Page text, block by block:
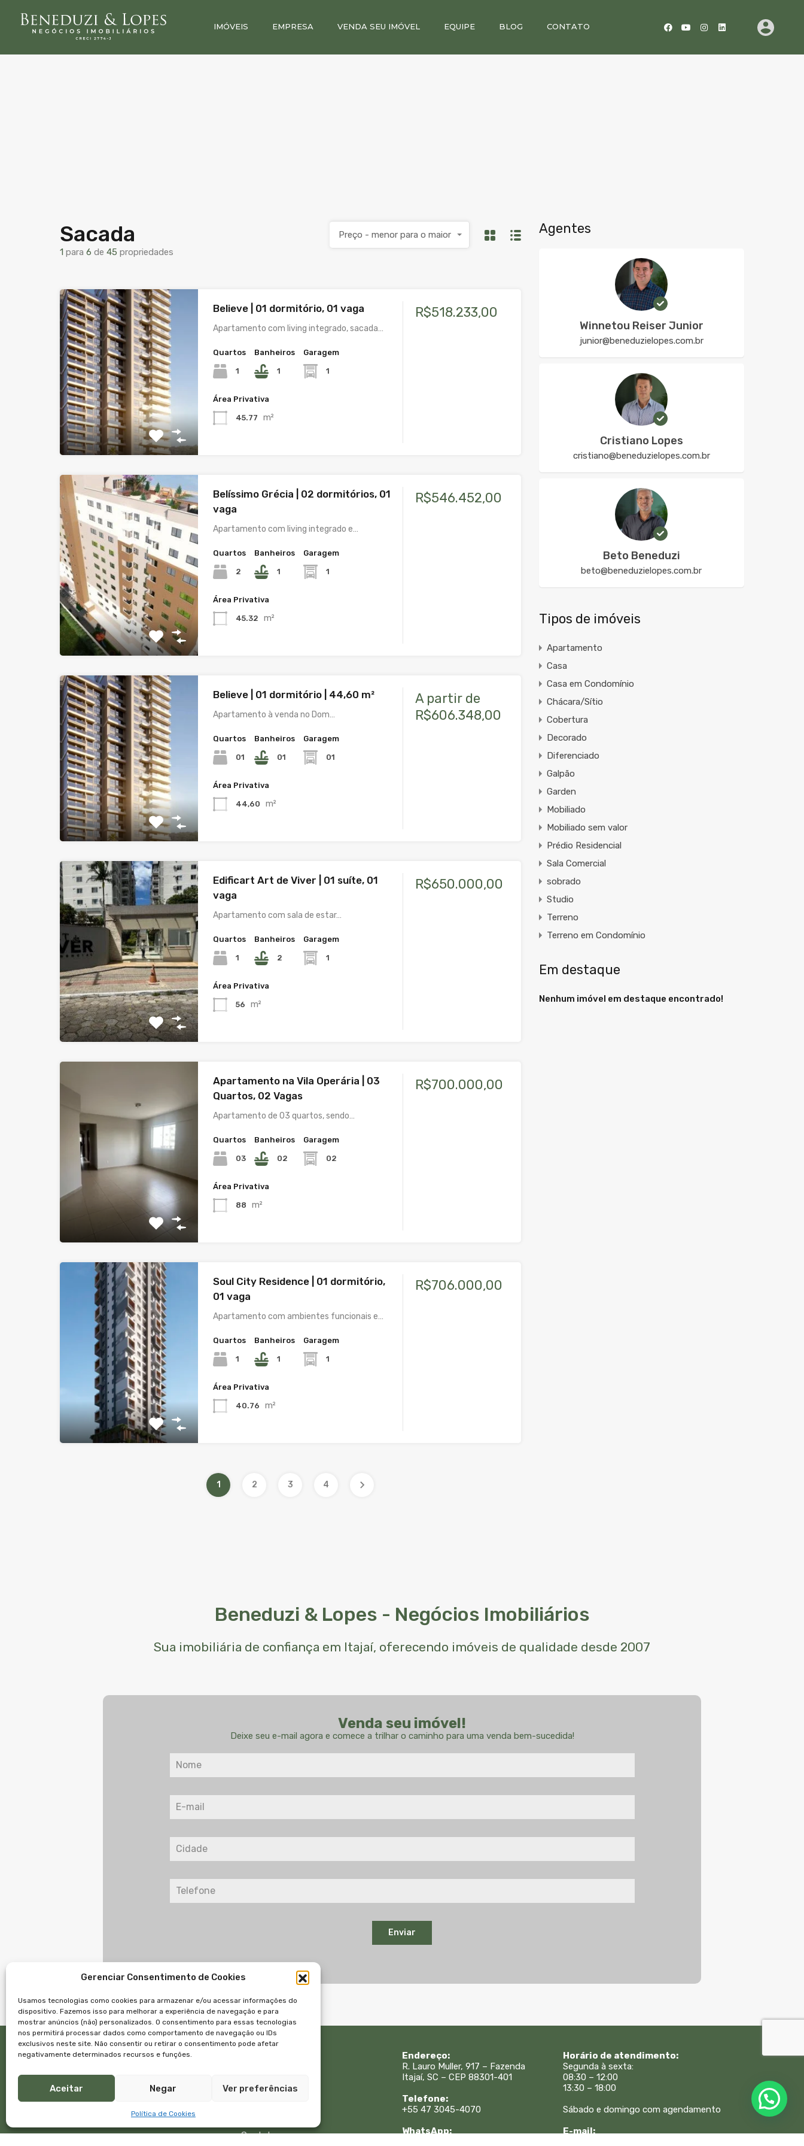
Gerenciar Consentimento de Cookies
Usamos tecnologias como cookies para armazenar e/ou acessar informações do
dispositivo. Fazemos isso para melhorar a experiência de navegação e para
mostrar anúncios (não) personalizados. O consentimento para essas tecnologias
nos permitirá processar dados como comportamento de navegação ou IDs
exclusivos neste site. Não consentir ou retirar o consentimento pode afetar
negativamente determinados recursos e funções.
Aceitar Negar Ver preferências
Política de Cookies
IMÓVEIS EMPRESA VENDA SEU IMÓVEL EQUIPE BLOG CONTATO
Sacada
1 para 6 de 45 propriedades
Preço - menor para o maior
Believe | 01 dormitório, 01 vaga
Apartamento com living integrado, sacada…
Quartos
1
Banheiros
1
Garagem
1
Área Privativa
45.77 m²
R$518.233,00
Belíssimo Grécia | 02 dormitórios, 01
vaga
Apartamento com living integrado e…
Quartos
2
Banheiros
1
Garagem
1
Área Privativa
45.32 m²
R$546.452,00
Believe | 01 dormitório | 44,60 m²
Apartamento à venda no Dom…
Quartos
01
Banheiros
01
Garagem
01
Área Privativa
44,60 m²
A partir de
R$606.348,00
Edificart Art de Viver | 01 suíte, 01
vaga
Apartamento com sala de estar…
Quartos
1
Banheiros
2
Garagem
1
Área Privativa
56 m²
R$650.000,00
Apartamento na Vila Operária | 03
Quartos, 02 Vagas
Apartamento de 03 quartos, sendo…
Quartos
03
Banheiros
02
Garagem
02
Área Privativa
88 m²
R$700.000,00
Soul City Residence | 01 dormitório,
01 vaga
Apartamento com ambientes funcionais e…
Quartos
1
Banheiros
1
Garagem
1
Área Privativa
40.76 m²
R$706.000,00
1 2 3 4
Agentes
Winnetou Reiser Junior
junior@beneduzielopes.com.br
Cristiano Lopes
cristiano@beneduzielopes.com.br
Beto Beneduzi
beto@beneduzielopes.com.br
Tipos de imóveis
Apartamento
Casa
Casa em Condomínio
Chácara/Sítio
Cobertura
Decorado
Diferenciado
Galpão
Garden
Mobiliado
Mobiliado sem valor
Prédio Residencial
Sala Comercial
sobrado
Studio
Terreno
Terreno em Condomínio
Em destaque
Nenhum imóvel em destaque encontrado!
Beneduzi & Lopes - Negócios Imobiliários
Sua imobiliária de confiança em Itajaí, oferecendo imóveis de qualidade desde 2007
Venda seu imóvel!
Deixe seu e-mail agora e comece a trilhar o caminho para uma venda bem-sucedida!
Enviar
Empresa
Contato
Endereço:
R. Lauro Muller, 917 – Fazenda
Itajaí, SC – CEP 88301-401
Telefone:
+55 47 3045-4070
WhatsApp:
Horário de atendimento:
Segunda à sexta:
08:30 – 12:00
13:30 – 18:00
Sábado e domingo com agendamento
E-mail: